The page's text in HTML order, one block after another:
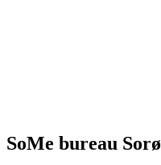
SoMe bureau Sorø